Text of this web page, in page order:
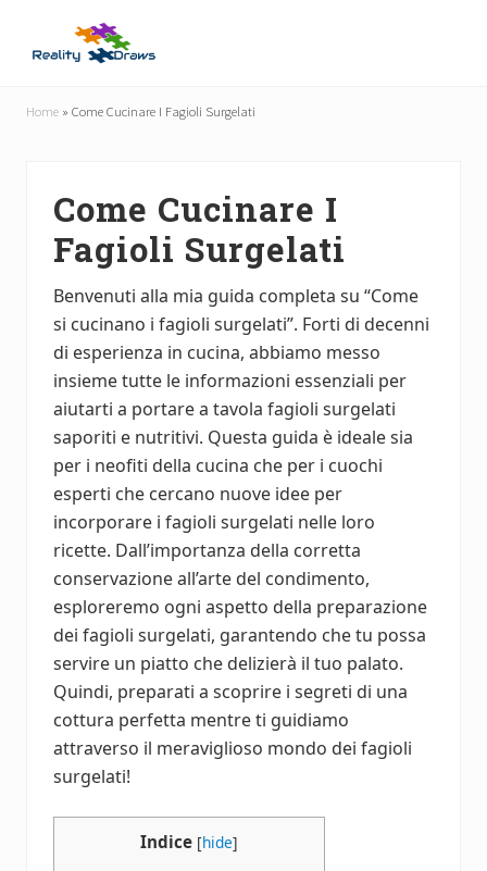
Utili
Home » Come Cucinare I Fagioli Surgelati
Come Cucinare I
Fagioli Surgelati
Benvenuti alla mia guida completa su “Come
si cucinano i fagioli surgelati”. Forti di decenni
di esperienza in cucina, abbiamo messo
insieme tutte le informazioni essenziali per
aiutarti a portare a tavola fagioli surgelati
saporiti e nutritivi. Questa guida è ideale sia
per i neofiti della cucina che per i cuochi
esperti che cercano nuove idee per
incorporare i fagioli surgelati nelle loro
ricette. Dall’importanza della corretta
conservazione all’arte del condimento,
esploreremo ogni aspetto della preparazione
dei fagioli surgelati, garantendo che tu possa
servire un piatto che delizierà il tuo palato.
Quindi, preparati a scoprire i segreti di una
cottura perfetta mentre ti guidiamo
attraverso il meraviglioso mondo dei fagioli
surgelati!
Indice [hide]